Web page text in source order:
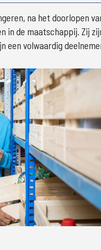
na het doorlopen
in de maatschappij. Zij
een volwaardig